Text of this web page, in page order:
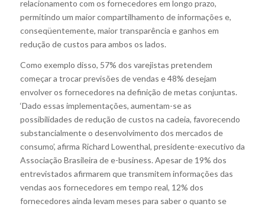
relacionamento com os fornecedores em longo prazo,
permitindo um maior compartilhamento de informações e,
conseqüentemente, maior transparência e ganhos em
redução de custos para ambos os lados.
Como exemplo disso, 57% dos varejistas pretendem
começar a trocar previsões de vendas e 48% desejam
envolver os fornecedores na definição de metas conjuntas.
‘Dado essas implementações, aumentam-se as
possibilidades de redução de custos na cadeia, favorecendo
substancialmente o desenvolvimento dos mercados de
consumo’, afirma Richard Lowenthal, presidente-executivo da
Associação Brasileira de e-business. Apesar de 19% dos
entrevistados afirmarem que transmitem informações das
vendas aos fornecedores em tempo real, 12% dos
fornecedores ainda levam meses para saber o quanto se